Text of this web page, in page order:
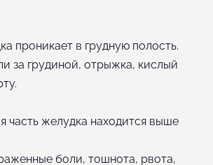
проникает в грудную полость.
за грудиной, отрыжка, кислый
часть желудка находится выше
боли, тошнота, рвота,